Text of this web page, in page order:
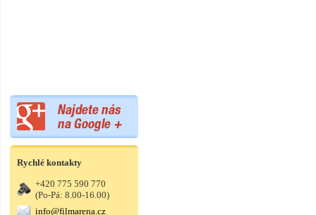
Rychlé kontakty
+420 775 590 770
(Po-Pá: 8.00-16.00)
info@filmarena.cz